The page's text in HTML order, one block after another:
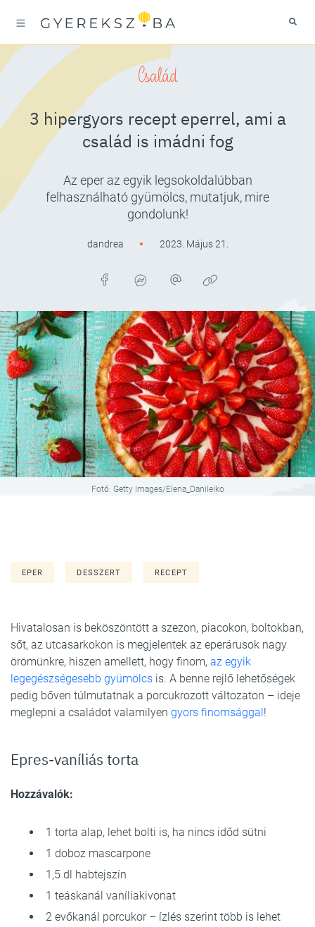
Család
3 hipergyors recept eperrel, ami a
család is imádni fog
Az eper az egyik legsokoldalúbban
felhasználható gyümölcs, mutatjuk, mire
gondolunk!
dandrea 2023. Május 21.
Fotó: Getty Images/Elena_Danileiko
EPER DESSZERT RECEPT
Hivatalosan is beköszöntött a szezon, piacokon, boltokban,
sőt, az utcasarkokon is megjelentek az eperárusok nagy
örömünkre, hiszen amellett, hogy finom, az egyik
legegészségesebb gyümölcs is. A benne rejlő lehetőségek
pedig bőven túlmutatnak a porcukrozott változaton – ideje
meglepni a családot valamilyen gyors finomsággal!
Epres-vaníliás torta
Hozzávalók:
1 torta alap, lehet bolti is, ha nincs időd sütni
1 doboz mascarpone
1,5 dl habtejszín
1 teáskanál vaníliakivonat
2 evőkanál porcukor – ízlés szerint több is lehet